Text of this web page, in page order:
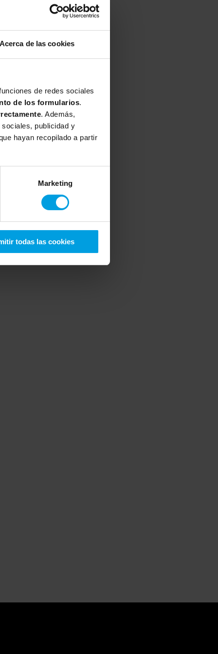
de las cookies
de redes sociales
de los formularios.
. Además,
publicidad y
hayan recopilado a partir
Marketing
todas las cookies